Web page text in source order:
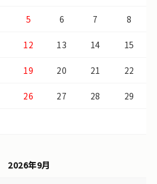
5 6 7 8
12 13 14 15
19 20 21 22
26 27 28 29
2026年9月